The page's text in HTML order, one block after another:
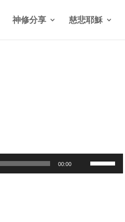
神修分享 慈悲耶穌
00:00
Use
Up/Down